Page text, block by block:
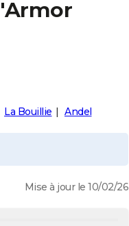
La Bouillie Andel
Mise à jour le 10/02/26